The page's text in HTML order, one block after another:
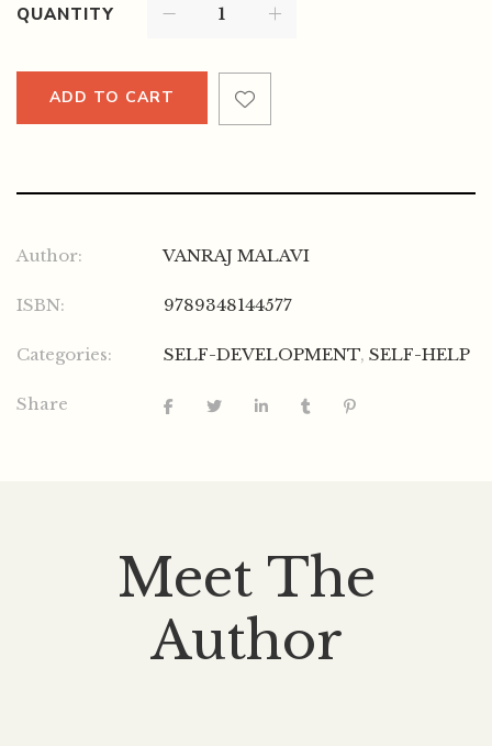
QUANTITY
ADD TO CART
Author: VANRAJ MALAVI
ISBN: 9789348144577
Categories: SELF-DEVELOPMENT, SELF-HELP
Share
Meet The
Author